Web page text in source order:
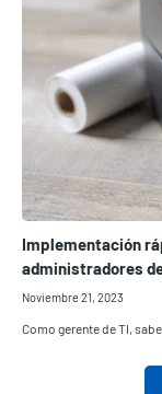
Implementación
administradores
Noviembre 21, 2023
Como gerente de TI,